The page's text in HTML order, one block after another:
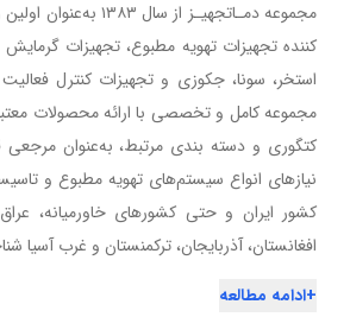
مجموعه دمـاتجهیـز از
کننده تجهیزات تهویه مطبوع، تجهیزات
استخر، سونا، جکوزی و تجهیزات کنترل
کتگوری و دسته بندی مرتبط، به‌عنوان مرجعی
نیازهای انواع سیستم‌های تهویه مطبوع و
کشور ایران و حتی کشورهای خاورمیانه،
افغانستان، آذربایجان، ترکمنستان و غرب آسیا
+ادامه مطالعه